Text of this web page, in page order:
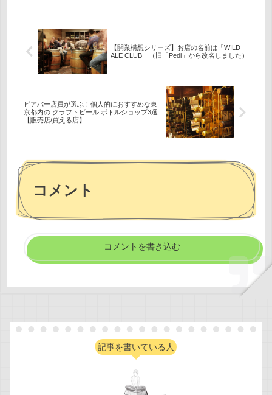
るテーマがあります。それが、
「昔ほど『レアなビール』で人
が呼べなくなったよね」という
事実です。ほんの数年前まで、
海外の超有名ブルワリーの限定
きつけたビアギークたちがこぞ
ってお店に押し寄せていまし
た。まさに「このビールが飲め
る方（特に渋谷区、世田谷区近
辺）の参考になれば幸いです。
事でもあります。どんなお店に
する？ビアバーという業態飲食
店開業前に、ざっくりどんなお
店にしたいかまとめた記事があ
るのでご覧ください。ワイルド
エールとシャルキュトリを...
【開業構想シリーズ】お店の名前は「WILD
ALE CLUB」（旧「Pedi」から改名しました）
ビアバー店員が選ぶ！個人的におすすめな東
京都内の クラフトビール ボトルショップ3選
【販売店/買える店】
コメント
コメントを書き込む
記事を書いている人